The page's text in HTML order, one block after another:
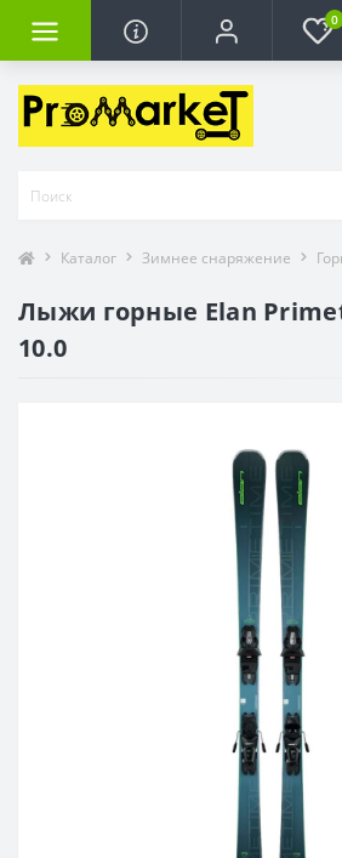
0
Каталог Зимнее снаряжение
Лыжи горные Elan
10.0